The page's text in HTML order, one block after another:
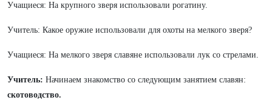
Учащиеся: На крупного зверя использовали рогатину.
Учитель: Какое оружие использовали для охоты на мелкого зверя?
Учащиеся: На мелкого зверя славяне использовали лук со стрелами.
Учитель: Начинаем знакомство со следующим занятием славян:
скотоводство.